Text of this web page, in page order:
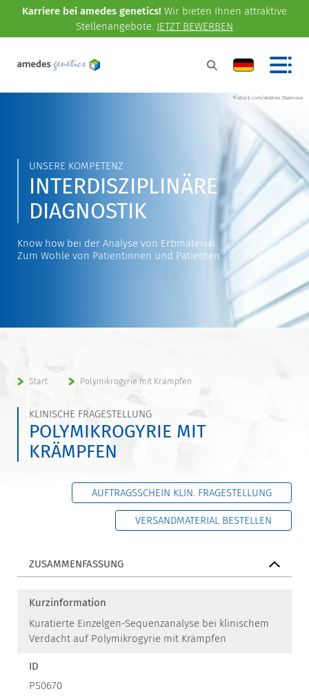
Karriere bei amedes genetics! Wir bieten Ihnen attraktive
Stellenangebote. JETZT BEWERBEN
©istock.com/Andrea Obzerova
UNSERE KOMPETENZ
INTERDISZIPLINÄRE
DIAGNOSTIK
Know how bei der Analyse von Erbmaterial.
Zum Wohle von Patientinnen und Patienten.
Start Polymikrogyrie mit Krämpfen
KLINISCHE FRAGESTELLUNG
POLYMIKROGYRIE MIT
KRÄMPFEN
AUFTRAGSSCHEIN KLIN. FRAGESTELLUNG
VERSANDMATERIAL BESTELLEN
ZUSAMMENFASSUNG
Kurzinformation
Kuratierte Einzelgen-Sequenzanalyse bei klinischem
Verdacht auf Polymikrogyrie mit Krämpfen
ID
PS0670